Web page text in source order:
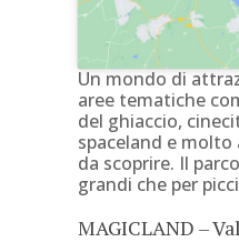
Un mondo di
aree tematiche
del ghiaccio,
spaceland e
da scoprire. Il
grandi che per
MAGICLAND –